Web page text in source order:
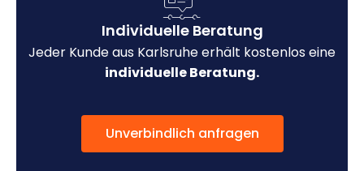
Individuelle Beratung
Jeder Kunde aus Karlsruhe erhält kostenlos eine
individuelle Beratung.
Unverbindlich anfragen